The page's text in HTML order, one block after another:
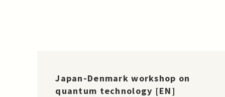
Japan-Denmark workshop on
quantum technology [EN]